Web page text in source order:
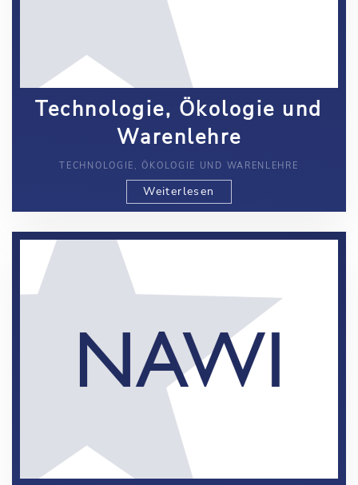
Technologie, Ökologie und
Warenlehre
TECHNOLOGIE, ÖKOLOGIE UND WARENLEHRE
Weiterlesen